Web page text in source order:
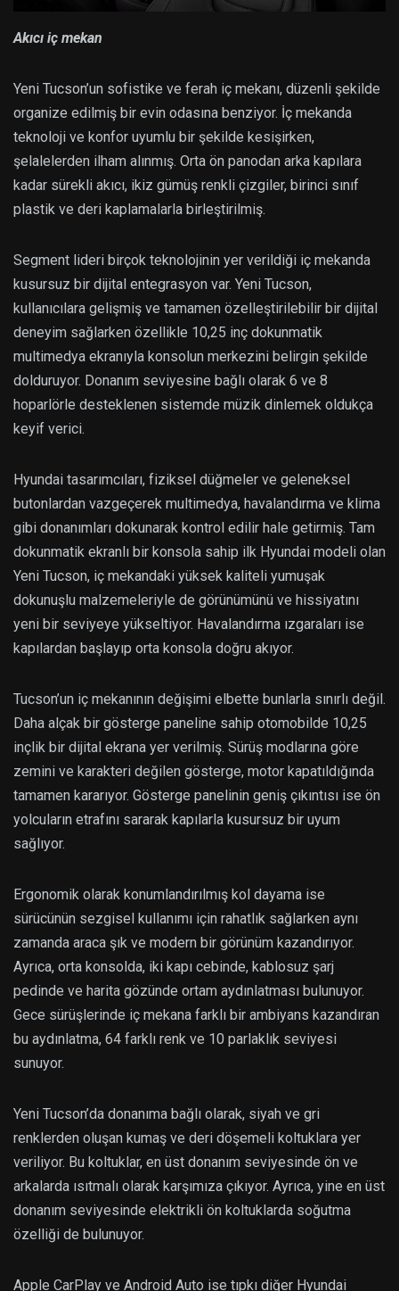
Akıcı iç mekan
Yeni Tucson’un sofistike ve ferah iç mekanı, düzenli şekilde
organize edilmiş bir evin odasına benziyor. İç mekanda
teknoloji ve konfor uyumlu bir şekilde kesişirken,
şelalelerden ilham alınmış. Orta ön panodan arka kapılara
kadar sürekli akıcı, ikiz gümüş renkli çizgiler, birinci sınıf
plastik ve deri kaplamalarla birleştirilmiş.
Segment lideri birçok teknolojinin yer verildiği iç mekanda
kusursuz bir dijital entegrasyon var. Yeni Tucson,
kullanıcılara gelişmiş ve tamamen özelleştirilebilir bir dijital
deneyim sağlarken özellikle 10,25 inç dokunmatik
multimedya ekranıyla konsolun merkezini belirgin şekilde
dolduruyor. Donanım seviyesine bağlı olarak 6 ve 8
hoparlörle desteklenen sistemde müzik dinlemek oldukça
keyif verici.
Hyundai tasarımcıları, fiziksel düğmeler ve geleneksel
butonlardan vazgeçerek multimedya, havalandırma ve klima
gibi donanımları dokunarak kontrol edilir hale getirmiş. Tam
dokunmatik ekranlı bir konsola sahip ilk Hyundai modeli olan
Yeni Tucson, iç mekandaki yüksek kaliteli yumuşak
dokunuşlu malzemeleriyle de görünümünü ve hissiyatını
yeni bir seviyeye yükseltiyor. Havalandırma ızgaraları ise
kapılardan başlayıp orta konsola doğru akıyor.
Tucson’un iç mekanının değişimi elbette bunlarla sınırlı değil.
Daha alçak bir gösterge paneline sahip otomobilde 10,25
inçlik bir dijital ekrana yer verilmiş. Sürüş modlarına göre
zemini ve karakteri değilen gösterge, motor kapatıldığında
tamamen kararıyor. Gösterge panelinin geniş çıkıntısı ise ön
yolcuların etrafını sararak kapılarla kusursuz bir uyum
sağlıyor.
Ergonomik olarak konumlandırılmış kol dayama ise
sürücünün sezgisel kullanımı için rahatlık sağlarken aynı
zamanda araca şık ve modern bir görünüm kazandırıyor.
Ayrıca, orta konsolda, iki kapı cebinde, kablosuz şarj
pedinde ve harita gözünde ortam aydınlatması bulunuyor.
Gece sürüşlerinde iç mekana farklı bir ambiyans kazandıran
bu aydınlatma, 64 farklı renk ve 10 parlaklık seviyesi
sunuyor.
Yeni Tucson’da donanıma bağlı olarak, siyah ve gri
renklerden oluşan kumaş ve deri döşemeli koltuklara yer
veriliyor. Bu koltuklar, en üst donanım seviyesinde ön ve
arkalarda ısıtmalı olarak karşımıza çıkıyor. Ayrıca, yine en üst
donanım seviyesinde elektrikli ön koltuklarda soğutma
özelliği de bulunuyor.
Apple CarPlay ve Android Auto ise tıpkı diğer Hyundai